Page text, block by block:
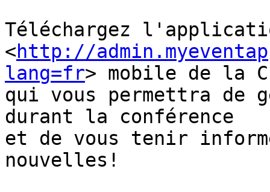
Téléchargez
<http://
lang=fr> mobile de la
qui vous permettra de
durant la conférence
et de vous tenir
nouvelles!